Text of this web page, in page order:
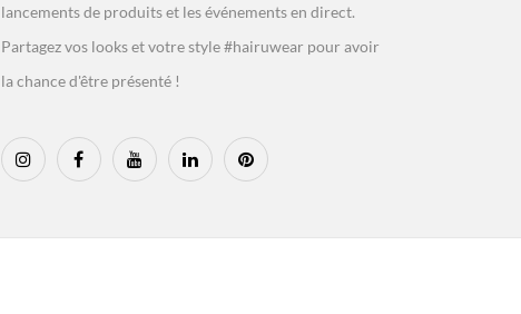
lancements de produits et les événements en direct.
Partagez vos looks et votre style #hairuwear pour avoir
la chance d'être présenté !